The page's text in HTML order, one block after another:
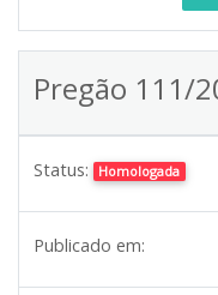
Pregão 111/
Status: Homologada
Publicado em: